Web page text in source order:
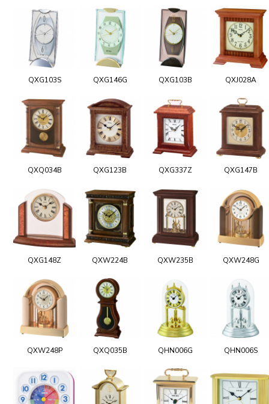
QXG103S QXG146G QXG103B QXJ028A
QXQ034B QXG123B QXG337Z QXG147B
QXG148Z QXW224B QXW235B QXW248G
QXW248P QXQ035B QHN006G QHN006S